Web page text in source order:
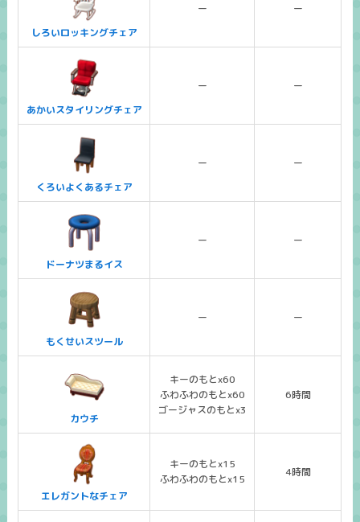
しろいロッキングチェア
ー ー
あかいスタイリングチェア
ー ー
くろいよくあるチェア
ー ー
ドーナツまるイス
ー ー
もくせいスツール
ー ー
カウチ
キーのもとx60
ふわふわのもとx60
ゴージャスのもとx3
6時間
エレガントなチェア
キーのもとx15
ふわふわのもとx15
4時間